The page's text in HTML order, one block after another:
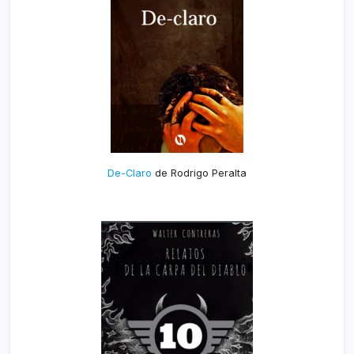
De-Claro de Rodrigo Peralta